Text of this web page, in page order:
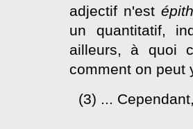
adjectif n'est
un quantitatif,
ailleurs, à quoi
comment on peut
(3) ...